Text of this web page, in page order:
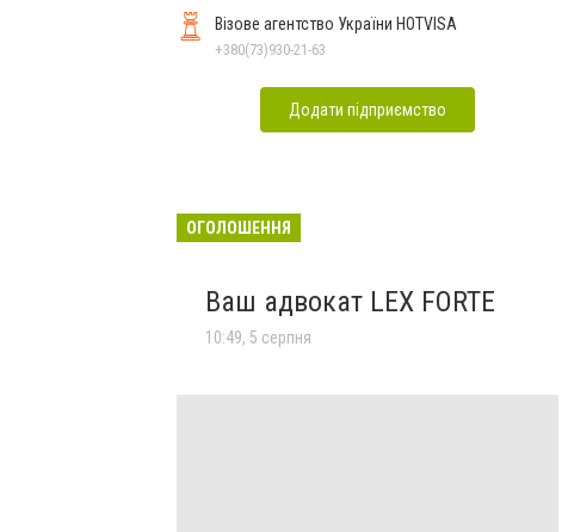
Візове агентство України HOTVISA
+380(73)930-21-63
Додати підприємство
ОГОЛОШЕННЯ
Ваш адвокат LEX FORTE
10:49, 5 серпня